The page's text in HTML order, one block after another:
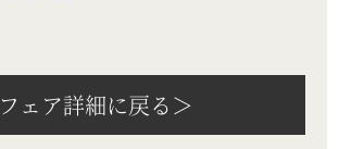
フェア詳細に戻る＞